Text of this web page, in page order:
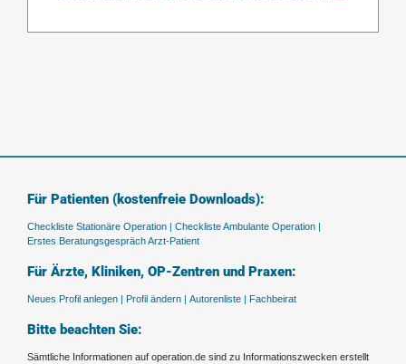
Für Patienten (kostenfreie Downloads):
Checkliste Stationäre Operation | Checkliste Ambulante Operation |
Erstes Beratungsgespräch Arzt-Patient
Für Ärzte, Kliniken, OP-Zentren und Praxen:
Neues Profil anlegen | Profil ändern | Autorenliste | Fachbeirat
Bitte beachten Sie:
Sämtliche Informationen auf operation.de sind zu Informationszwecken erstellt